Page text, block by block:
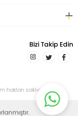
Bizi Takip Edin
saklıdır.